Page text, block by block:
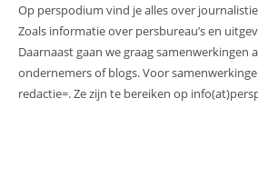
Op perspodium vind je alles over
Zoals informatie over persbureau’s en
Daarnaast gaan we graag samenwerkingen
ondernemers of blogs. Voor
redactie=. Ze zijn te bereiken op